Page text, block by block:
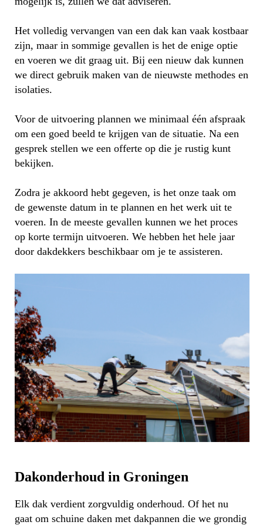
Het volledig vervangen van een dak kan vaak kostbaar
zijn, maar in sommige gevallen is het de enige optie
en voeren we dit graag uit. Bij een nieuw dak kunnen
we direct gebruik maken van de nieuwste methodes en
isolaties.
Voor de uitvoering plannen we minimaal één afspraak
om een goed beeld te krijgen van de situatie. Na een
gesprek stellen we een offerte op die je rustig kunt
bekijken.
Zodra je akkoord hebt gegeven, is het onze taak om
de gewenste datum in te plannen en het werk uit te
voeren. In de meeste gevallen kunnen we het proces
op korte termijn uitvoeren. We hebben het hele jaar
door dakdekkers beschikbaar om je te assisteren.
Dakonderhoud in Groningen
Elk dak verdient zorgvuldig onderhoud. Of het nu
gaat om schuine daken met dakpannen die we grondig